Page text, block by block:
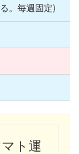
。毎週固定)
ト運